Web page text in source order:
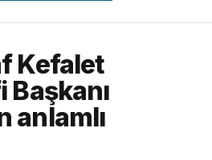
Kefalet
anlamlı